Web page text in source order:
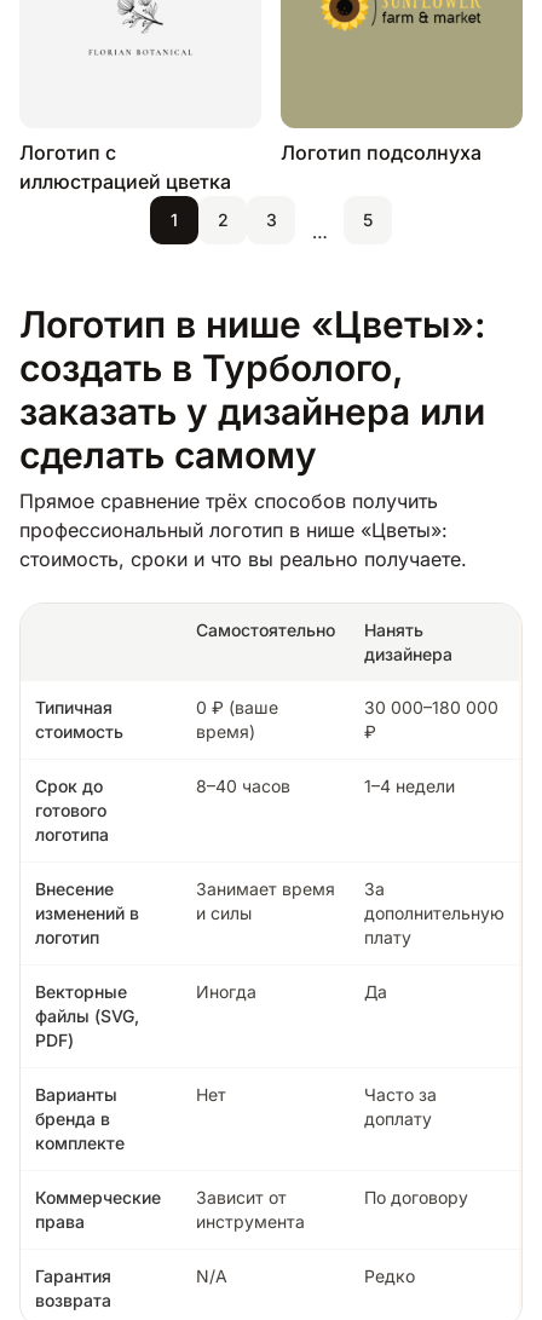
Логотип с
иллюстрацией цветка
Логотип подсолнуха
1 2 3
…
5
Логотип в нише «Цветы»:
создать в Турболого,
заказать у дизайнера или
сделать самому
Прямое сравнение трёх способов получить
профессиональный логотип в нише «Цветы»:
стоимость, сроки и что вы реально получаете.
Самостоятельно
Нанять
дизайнера
Типичная
стоимость
0 ₽ (ваше
время)
30 000–180 000
₽
Срок до
готового
логотипа
8–40 часов 1–4 недели
Внесение
изменений в
логотип
Занимает время
и силы
За
дополнительную
плату
Векторные
файлы (SVG,
PDF)
Иногда Да
Варианты
бренда в
комплекте
Нет
Часто за
доплату
Коммерческие
права
Зависит от
инструмента
По договору
Гарантия
возврата
N/A Редко